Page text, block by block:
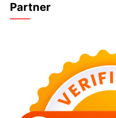
Partner